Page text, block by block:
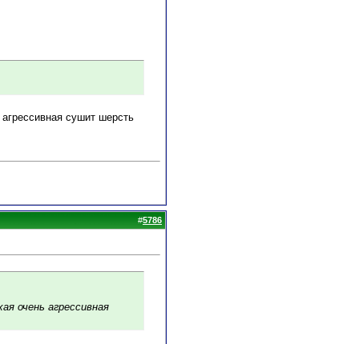
сушит шерсть
#5786
очень агрессивная